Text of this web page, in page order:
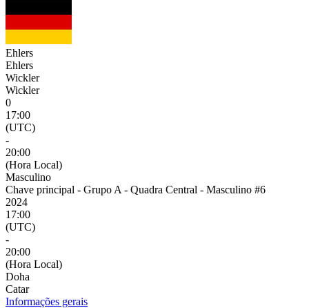
Ehlers
Ehlers
Wickler
Wickler
0
17:00
(UTC)
-
20:00
(Hora Local)
Masculino
Chave principal - Grupo A - Quadra Central - Masculino #6
2024
17:00
(UTC)
-
20:00
(Hora Local)
Doha
Catar
Informações gerais